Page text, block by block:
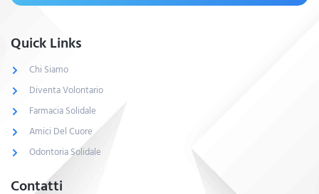
Quick Links
Chi Siamo
Diventa Volontario
Farmacia Solidale
Amici Del Cuore
Odontoria Solidale
Contatti